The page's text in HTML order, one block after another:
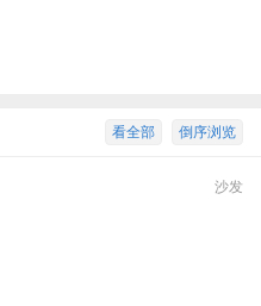
倒序浏览
看全部
沙发